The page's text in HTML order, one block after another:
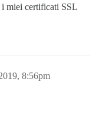
i miei certificati SSL
8:56pm